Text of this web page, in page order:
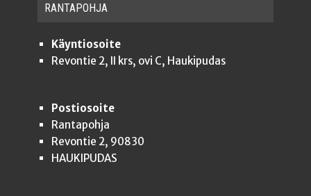
RAN­TA­POH­JA
Käyntiosoite
Revontie 2, II krs, ovi C, Haukipudas
Postiosoite
Rantapohja
Revontie 2, 90830
HAUKIPUDAS